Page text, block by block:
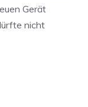
Gerät
nicht